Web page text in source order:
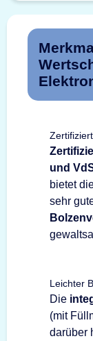
und
bietet
sehr
Leichter
Die
(mit
darüber